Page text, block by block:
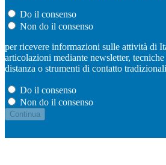
Do il consenso
Non do il consenso
per ricevere informazioni sulle attività di
articolazioni mediante newsletter,
distanza o strumenti di contatto tradizionali
Do il consenso
Non do il consenso